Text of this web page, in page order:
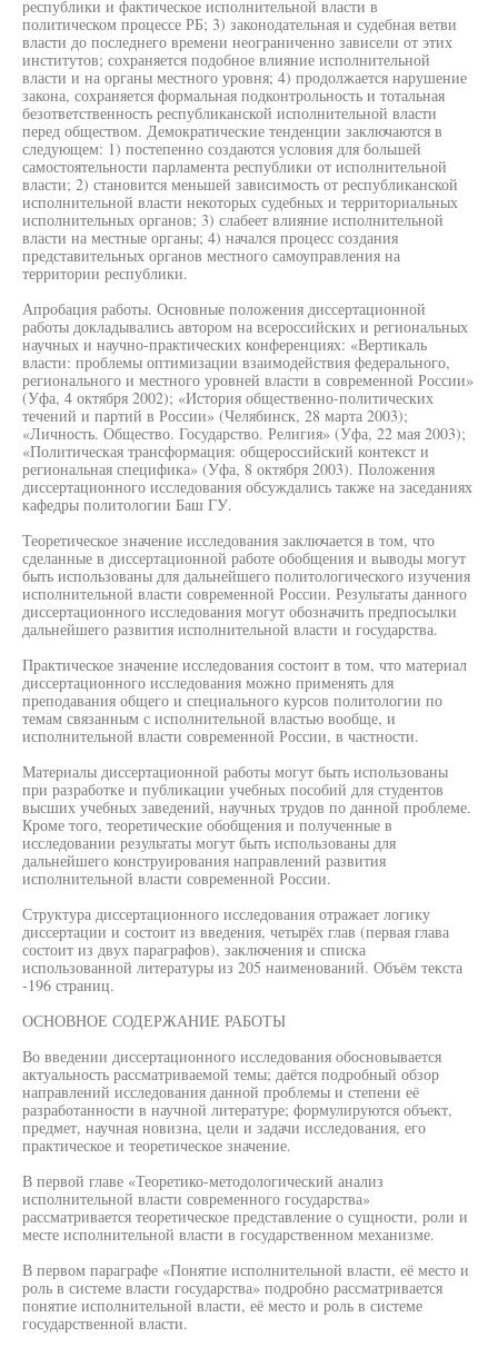
республики и фактическое исполнительной власти в
политическом процессе РБ; 3) законодательная и судебная ветви
власти до последнего времени неограниченно зависели от этих
институтов; сохраняется подобное влияние исполнительной
власти и на органы местного уровня; 4) продолжается нарушение
закона, сохраняется формальная подконтрольность и тотальная
безответственность республиканской исполнительной власти
перед обществом. Демократические тенденции заключаются в
следующем: 1) постепенно создаются условия для большей
самостоятельности парламента республики от исполнительной
власти; 2) становится меньшей зависимость от республиканской
исполнительной власти некоторых судебных и территориальных
исполнительных органов; 3) слабеет влияние исполнительной
власти на местные органы; 4) начался процесс создания
представительных органов местного самоуправления на
территории республики.
Апробация работы. Основные положения диссертационной
работы докладывались автором на всероссийских и региональных
научных и научно-практических конференциях: «Вертикаль
власти: проблемы оптимизации взаимодействия федерального,
регионального и местного уровней власти в современной России»
(Уфа, 4 октября 2002); «История общественно-политических
течений и партий в России» (Челябинск, 28 марта 2003);
«Личность. Общество. Государство. Религия» (Уфа, 22 мая 2003);
«Политическая трансформация: общероссийский контекст и
региональная специфика» (Уфа, 8 октября 2003). Положения
диссертационного исследования обсуждались также на заседаниях
кафедры политологии Баш ГУ.
Теоретическое значение исследования заключается в том, что
сделанные в диссертационной работе обобщения и выводы могут
быть использованы для дальнейшего политологического изучения
исполнительной власти современной России. Результаты данного
диссертационного исследования могут обозначить предпосылки
дальнейшего развития исполнительной власти и государства.
Практическое значение исследования состоит в том, что материал
диссертационного исследования можно применять для
преподавания общего и специального курсов политологии по
темам связанным с исполнительной властью вообще, и
исполнительной власти современной России, в частности.
Материалы диссертационной работы могут быть использованы
при разработке и публикации учебных пособий для студентов
высших учебных заведений, научных трудов по данной проблеме.
Кроме того, теоретические обобщения и полученные в
исследовании результаты могут быть использованы для
дальнейшего конструирования направлений развития
исполнительной власти современной России.
Структура диссертационного исследования отражает логику
диссертации и состоит из введения, четырёх глав (первая глава
состоит из двух параграфов), заключения и списка
использованной литературы из 205 наименований. Объём текста
-196 страниц.
ОСНОВНОЕ СОДЕРЖАНИЕ РАБОТЫ
Во введении диссертационного исследования обосновывается
актуальность рассматриваемой темы; даётся подробный обзор
направлений исследования данной проблемы и степени её
разработанности в научной литературе; формулируются объект,
предмет, научная новизна, цели и задачи исследования, его
практическое и теоретическое значение.
В первой главе «Теоретико-методологический анализ
исполнительной власти современного государства»
рассматривается теоретическое представление о сущности, роли и
месте исполнительной власти в государственном механизме.
В первом параграфе «Понятие исполнительной власти, её место и
роль в системе власти государства» подробно рассматривается
понятие исполнительной власти, её место и роль в системе
государственной власти.